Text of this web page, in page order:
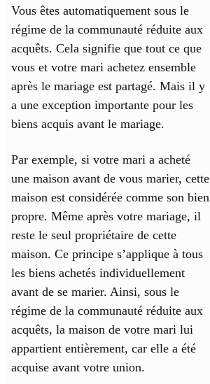
Vous êtes automatiquement sous le
régime de la communauté réduite aux
acquêts. Cela signifie que tout ce que
vous et votre mari achetez ensemble
après le mariage est partagé. Mais il y
a une exception importante pour les
biens acquis avant le mariage.
Par exemple, si votre mari a acheté
une maison avant de vous marier, cette
maison est considérée comme son bien
propre. Même après votre mariage, il
reste le seul propriétaire de cette
maison. Ce principe s’applique à tous
les biens achetés individuellement
avant de se marier. Ainsi, sous le
régime de la communauté réduite aux
acquêts, la maison de votre mari lui
appartient entièrement, car elle a été
acquise avant votre union.